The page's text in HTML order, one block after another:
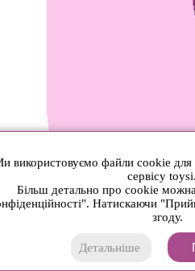
використовуємо файли cookie для
сервісу
Більш детально про cookie
Натискаючи
згоду.
Детальніше